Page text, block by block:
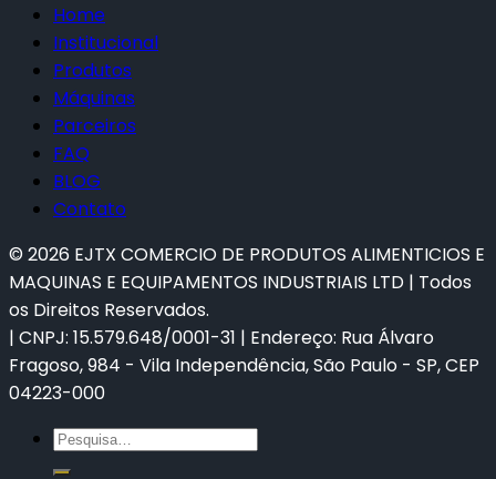
Home
Institucional
Produtos
Máquinas
Parceiros
FAQ
BLOG
Contato
© 2026 EJTX COMERCIO DE PRODUTOS ALIMENTICIOS E
MAQUINAS E EQUIPAMENTOS INDUSTRIAIS LTD | Todos
os Direitos Reservados.
| CNPJ: 15.579.648/0001-31 | Endereço: Rua Álvaro
Fragoso, 984 - Vila Independência, São Paulo - SP, CEP
04223-000